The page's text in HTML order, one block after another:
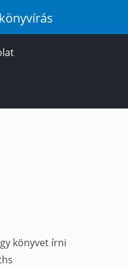
könyvet írni